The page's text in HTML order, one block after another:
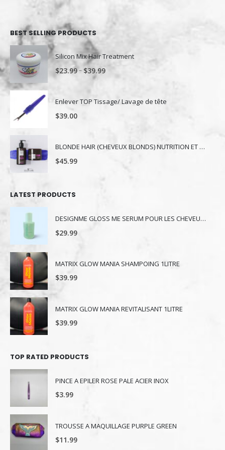
BEST SELLING PRODUCTS
Silicon Mix Hair Treatment
$23.99– $39.99
Enlever TOP Tissage/ Lavage de tête
$39.00
BLONDE HAIR (CHEVEUX BLONDS) NUTRITION ET NUANCE
$45.99
LATEST PRODUCTS
DESIGNME GLOSS ME SERUM POUR LES CHEVEUX 80ML
$29.99
MATRIX GLOW MANIA SHAMPOING 1LITRE
$39.99
MATRIX GLOW MANIA REVITALISANT 1LITRE
$39.99
TOP RATED PRODUCTS
PINCE A EPILER ROSE PALE ACIER INOX
$3.99
TROUSSE A MAQUILLAGE PURPLE GREEN
$11.99